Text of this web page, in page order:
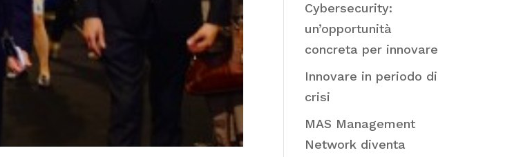
Cybersecurity:
un’opportunità
concreta per innovare
Innovare in periodo di
crisi
MAS Management
Network diventa